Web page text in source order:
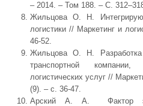
– 2014. – Том 188. – С.
Жильцова О. Н.
логистики // Маркетинг и
46-52.
Жильцова О. Н. Разработка
транспортной
логистических услуг //
(9). – с. 36-47.
Арский А. А. Фактор